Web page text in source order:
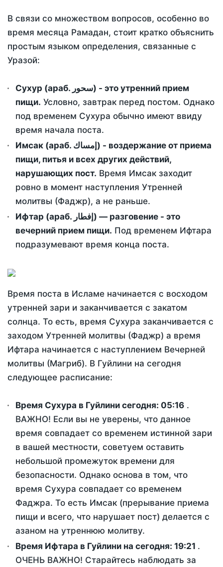
В связи со множеством вопросов, особенно во
время месяца Рамадан, стоит кратко объяснить
простым языком определения, связанные с
Уразой:
Сухур (араб. سحور) - это утренний прием
пищи. Условно, завтрак перед постом. Однако
под временем Сухура обычно имеют ввиду
время начала поста.
Имсак (араб. إمساك) - воздержание от приема
пищи, питья и всех других действий,
нарушающих пост. Время Имсак заходит
ровно в момент наступления Утренней
молитвы (Фаджр), а не раньше.
Ифтар (араб. إفطار) — разговение - это
вечерний прием пищи. Под временем Ифтара
подразумевают время конца поста.
Время поста в Исламе начинается с восходом
утренней зари и заканчивается с закатом
солнца. То есть, время Сухура заканчивается с
заходом Утренней молитвы (Фаджр) а время
Ифтара начинается с наступлением Вечерней
молитвы (Магриб). В Гуйлини на сегодня
следующее расписание:
Время Сухура в Гуйлини сегодня: 05:16 .
ВАЖНО! Если вы не уверены, что данное
время совпадает со временем истинной зари
в вашей местности, советуем оставить
небольшой промежуток времени для
безопасности. Однако основа в том, что
время Сухура совпадает со временем
Фаджра. То есть Имсак (прерывание приема
пищи и всего, что нарушает пост) делается с
азаном на утреннюю молитву.
Время Ифтара в Гуйлини на сегодня: 19:21 .
ОЧЕНЬ ВАЖНО! Старайтесь наблюдать за